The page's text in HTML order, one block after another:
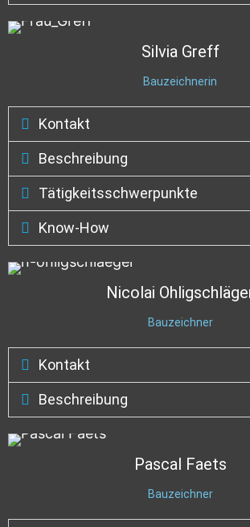
SilviaGreff
Bauzeichnerin
Kontakt
Beschreibung
Tätigkeitsschwerpunkte
Know-How
Nicolai
Bauzeichner
Kontakt
Beschreibung
Pascal Faets
Bauzeichner